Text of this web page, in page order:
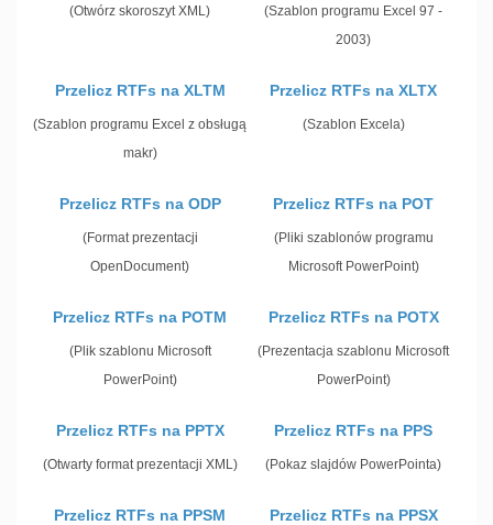
(Otwórz skoroszyt XML)
(Szablon programu Excel 97 -
2003)
Przelicz RTFs na XLTM
(Szablon programu Excel z obsługą
makr)
Przelicz RTFs na XLTX
(Szablon Excela)
Przelicz RTFs na ODP
(Format prezentacji
OpenDocument)
Przelicz RTFs na POT
(Pliki szablonów programu
Microsoft PowerPoint)
Przelicz RTFs na POTM
(Plik szablonu Microsoft
PowerPoint)
Przelicz RTFs na POTX
(Prezentacja szablonu Microsoft
PowerPoint)
Przelicz RTFs na PPTX
(Otwarty format prezentacji XML)
Przelicz RTFs na PPS
(Pokaz slajdów PowerPointa)
Przelicz RTFs na PPSM Przelicz RTFs na PPSX